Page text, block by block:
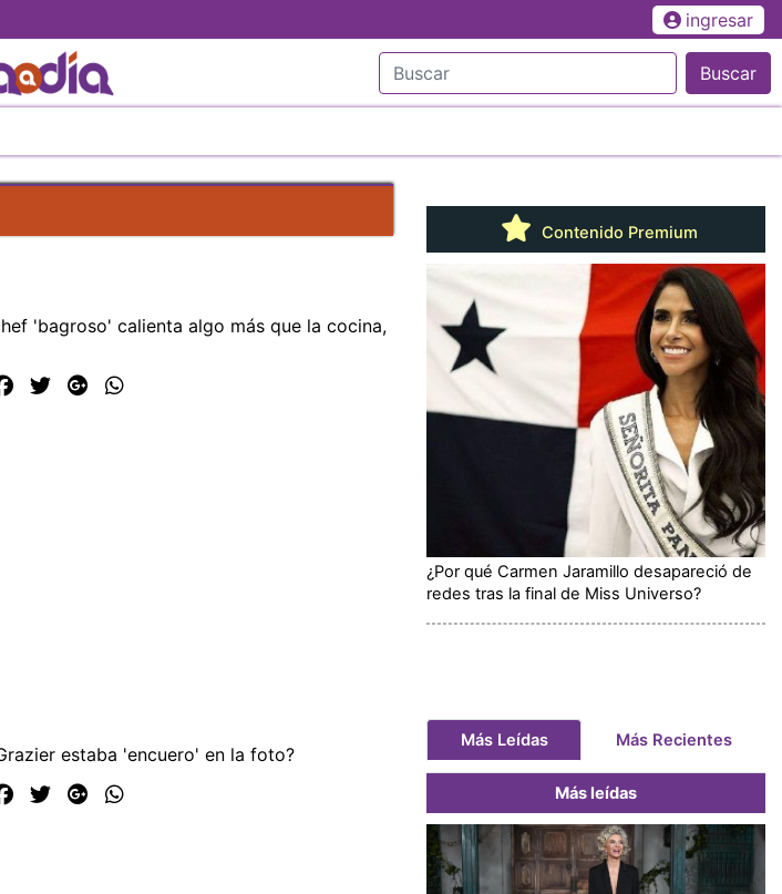
al
contenido
principal
ingresar
Buscar
'bagroso' calienta algo más que la cocina,
estaba 'encuero' en la foto?
Contenido Premium
¿Por qué Carmen Jaramillo desapareció de
redes tras la final de Miss Universo?
Más Leídas Más Recientes
Más leídas